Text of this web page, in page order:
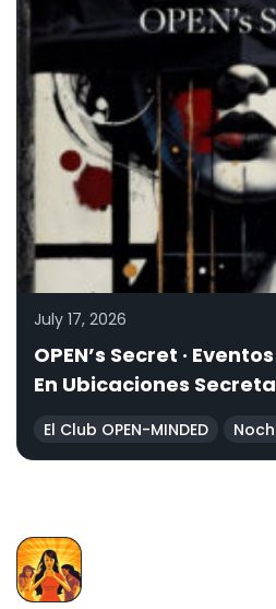
July 17, 2026
OPEN’s Secret ·
En Ubicaciones
El Club OPEN-MINDED